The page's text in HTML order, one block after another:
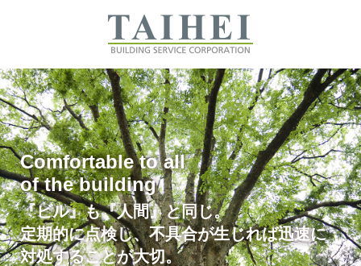
Comfortable to all
of the building
『ビル』も『人間』と同じ。
定期的に点検し、不具合が生じれば迅速に
対処することが大切。